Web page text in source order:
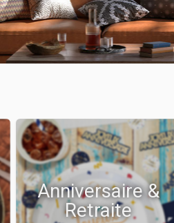
Anniversaire &
Retraite